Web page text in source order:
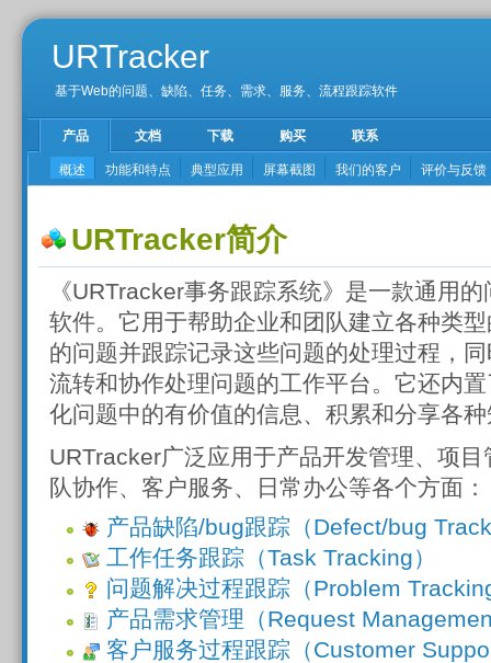
URTracker
基于Web的问题、缺陷、任务、需求、服务、流程跟踪软件
产品 文档 下载 购买 联系
概述 功能和特点 典型应用 屏幕截图 我们的客户 评价与反馈
URTracker简介
《URTracker事务跟踪系统》是一款通用
软件。它用于帮助企业和团队建立各种类
的问题并跟踪记录这些问题的处理过程，
流转和协作处理问题的工作平台。它还内
化问题中的有价值的信息、积累和分享各
URTracker广泛应用于产品开发管理、项目
队协作、客户服务、日常办公等各个方面：
产品缺陷/bug跟踪（Defect/bug
工作任务跟踪（Task Tracking）
问题解决过程跟踪（Problem
产品需求管理（Request
客户服务过程跟踪（Customer